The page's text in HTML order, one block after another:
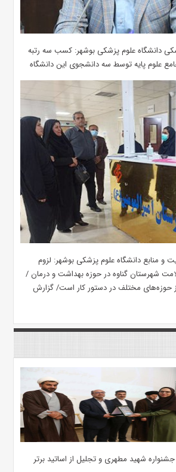
دانشگاه علوم پزشکی بوشهر: کسب سه رتبه
علوم پایه توسط سه دانشجوی این دانشگاه
و منابع دانشگاه علوم پزشکی بوشهر: لزوم
شهرستان گناوه در حوزه بهداشت و درمان /
حوزه‌های مختلف در دستور کار است/ گزارش
شهید مطهری و تجلیل از اساتید برتر